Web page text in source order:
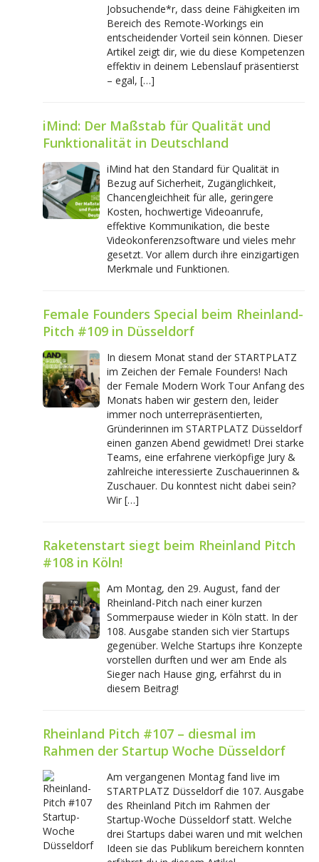
Jobsuchende*r, dass deine Fähigkeiten im
Bereich des Remote-Workings ein
entscheidender Vorteil sein können. Dieser
Artikel zeigt dir, wie du diese Kompetenzen
effektiv in deinem Lebenslauf präsentierst
– egal, […]
iMind: Der Maßstab für Qualität und
Funktionalität in Deutschland
iMind hat den Standard für Qualität in
Bezug auf Sicherheit, Zugänglichkeit,
Chancengleichheit für alle, geringere
Kosten, hochwertige Videoanrufe,
effektive Kommunikation, die beste
Videokonferenzsoftware und vieles mehr
gesetzt. Vor allem durch ihre einzigartigen
Merkmale und Funktionen.
Female Founders Special beim Rheinland-
Pitch #109 in Düsseldorf
In diesem Monat stand der STARTPLATZ
im Zeichen der Female Founders! Nach
der Female Modern Work Tour Anfang des
Monats haben wir gestern den, leider
immer noch unterrepräsentierten,
Gründerinnen im STARTPLATZ Düsseldorf
einen ganzen Abend gewidmet! Drei starke
Teams, eine erfahrene vierköpfige Jury &
zahlreiche interessierte Zuschauerinnen &
Zuschauer. Du konntest nicht dabei sein?
Wir […]
Raketenstart siegt beim Rheinland Pitch
#108 in Köln!
Am Montag, den 29. August, fand der
Rheinland-Pitch nach einer kurzen
Sommerpause wieder in Köln statt. In der
108. Ausgabe standen sich vier Startups
gegenüber. Welche Startups ihre Konzepte
vorstellen durften und wer am Ende als
Sieger nach Hause ging, erfährst du in
diesem Beitrag!
Rheinland Pitch #107 – diesmal im
Rahmen der Startup Woche Düsseldorf
Am vergangenen Montag fand live im
STARTPLATZ Düsseldorf die 107. Ausgabe
des Rheinland Pitch im Rahmen der
Startup-Woche Düsseldorf statt. Welche
drei Startups dabei waren und mit welchen
Ideen sie das Publikum bereichern konnten